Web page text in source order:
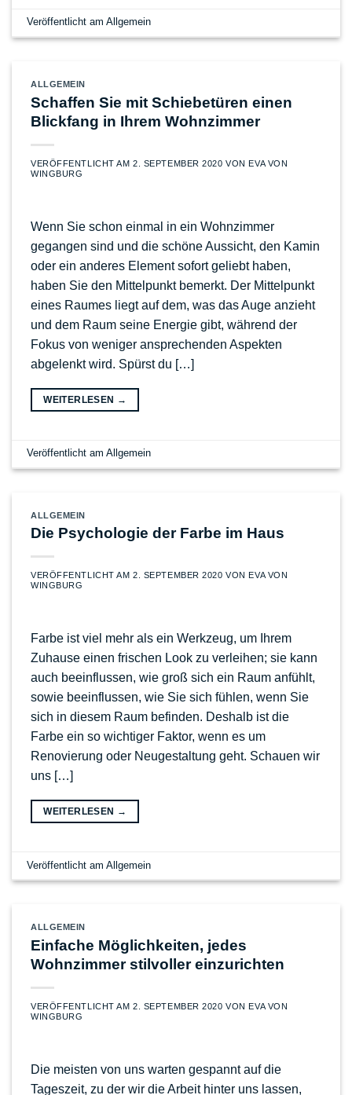
Veröffentlicht amAllgemein
ALLGEMEIN
Schaffen Sie mit Schiebetüren einen
Blickfang in Ihrem Wohnzimmer
VERÖFFENTLICHT AM2. SEPTEMBER 2020 VONEVA VON
WINGBURG
Wenn Sie schon einmal in ein Wohnzimmer
gegangen sind und die schöne Aussicht, den Kamin
oder ein anderes Element sofort geliebt haben,
haben Sie den Mittelpunkt bemerkt. Der Mittelpunkt
eines Raumes liegt auf dem, was das Auge anzieht
und dem Raum seine Energie gibt, während der
Fokus von weniger ansprechenden Aspekten
abgelenkt wird. Spürst du […]
WEITERLESEN →
Veröffentlicht amAllgemein
ALLGEMEIN
Die Psychologie der Farbe im Haus
VERÖFFENTLICHT AM2. SEPTEMBER 2020 VONEVA VON
WINGBURG
Farbe ist viel mehr als ein Werkzeug, um Ihrem
Zuhause einen frischen Look zu verleihen; sie kann
auch beeinflussen, wie groß sich ein Raum anfühlt,
sowie beeinflussen, wie Sie sich fühlen, wenn Sie
sich in diesem Raum befinden. Deshalb ist die
Farbe ein so wichtiger Faktor, wenn es um
Renovierung oder Neugestaltung geht. Schauen wir
uns […]
WEITERLESEN →
Veröffentlicht amAllgemein
ALLGEMEIN
Einfache Möglichkeiten, jedes
Wohnzimmer stilvoller einzurichten
VERÖFFENTLICHT AM2. SEPTEMBER 2020 VONEVA VON
WINGBURG
Die meisten von uns warten gespannt auf die
Tageszeit, zu der wir die Arbeit hinter uns lassen,